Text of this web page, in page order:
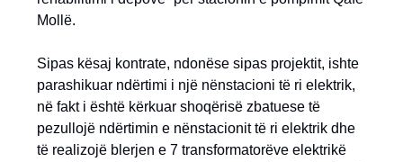
Mollë.
Sipas kësaj kontrate, ndonëse sipas projektit, ishte
parashikuar ndërtimi i një nënstacioni të ri elektrik,
në fakt i është kërkuar shoqërisë zbatuese të
pezullojë ndërtimin e nënstacionit të ri elektrik dhe
të realizojë blerjen e 7 transformatorëve elektrikë